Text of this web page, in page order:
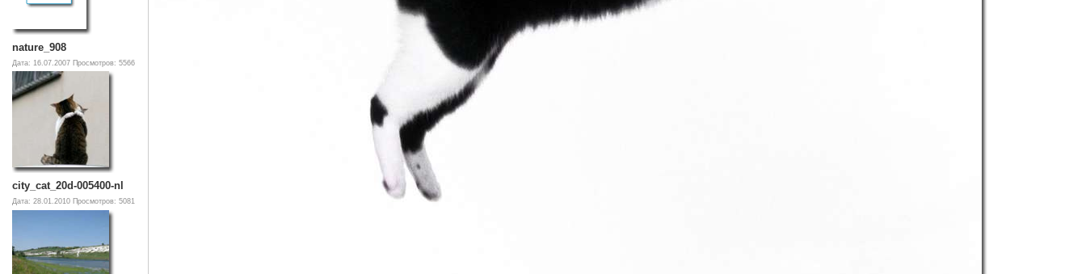
nature_908
Дата: 16.07.2007 Просмотров: 5566
city_cat_20d-005400-nl
Дата: 28.01.2010 Просмотров: 5081